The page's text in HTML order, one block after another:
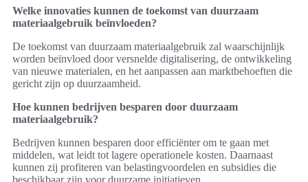
Welke innovaties kunnen de toekomst van duurzaam
materiaalgebruik beïnvloeden?
De toekomst van duurzaam materiaalgebruik zal waarschijnlijk
worden beïnvloed door versnelde digitalisering, de ontwikkeling
van nieuwe materialen, en het aanpassen aan marktbehoeften die
gericht zijn op duurzaamheid.
Hoe kunnen bedrijven besparen door duurzaam
materiaalgebruik?
Bedrijven kunnen besparen door efficiënter om te gaan met
middelen, wat leidt tot lagere operationele kosten. Daarnaast
kunnen zij profiteren van belastingvoordelen en subsidies die